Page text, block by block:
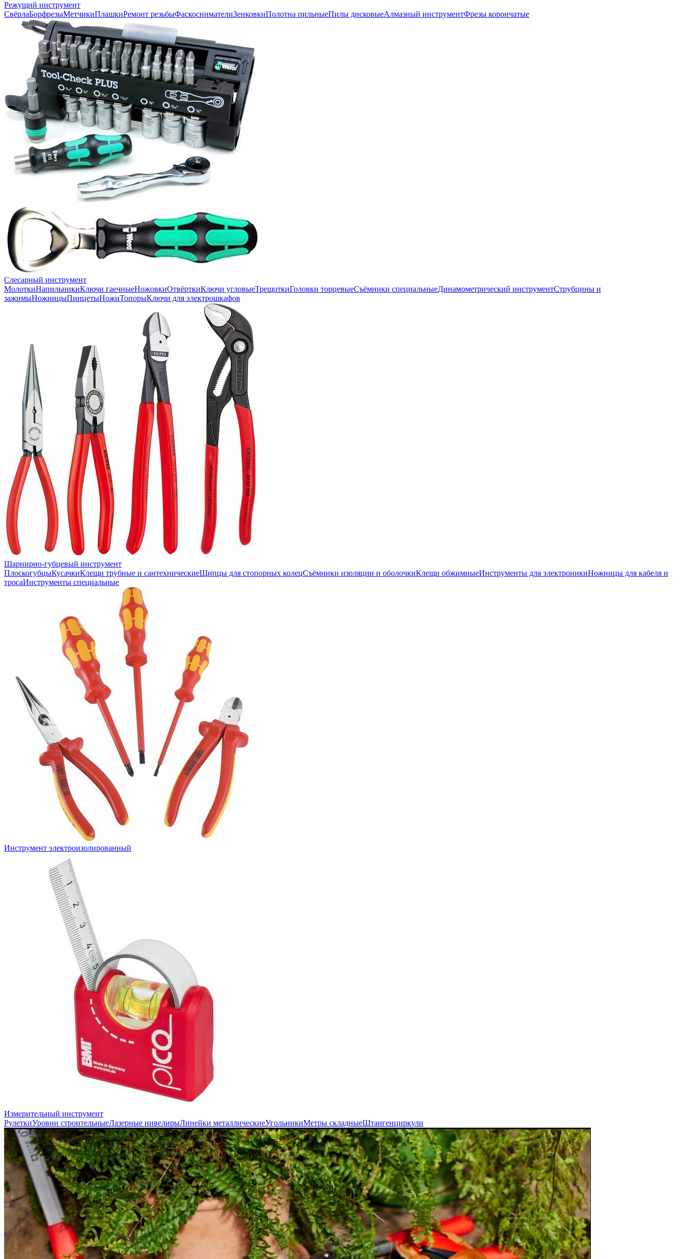
Режущий инструмент
СвёрлаБорфрезыМетчикиПлашкиРемонт резьбыФаскоснимателиЗенковкиПолотна пильныеПилы дисковыеАлмазный инструментФрезы корончатые
Слесарный инструмент
МолоткиНапильникиКлючи гаечныеНожовкиОтвёрткиКлючи угловыеТрещоткиГоловки торцевыеСъёмники специальныеДинамометрический инструментСтрубцины и
зажимыНожницыПинцетыНожиТопорыКлючи для электрошкафов
Шарнирно-губцевый инструмент
ПлоскогубцыКусачкиКлещи трубные и сантехническиеЩипцы для стопорных колецСъёмники изоляции и оболочкиКлещи обжимныеИнструменты для электроникиНожницы для кабеля и
тросаИнструменты специальные
Инструмент электроизолированный
Измерительный инструмент
РулеткиУровни строительныеЛазерные нивелирыЛинейки металлическиеУгольникиМетры складныеШтангенциркули